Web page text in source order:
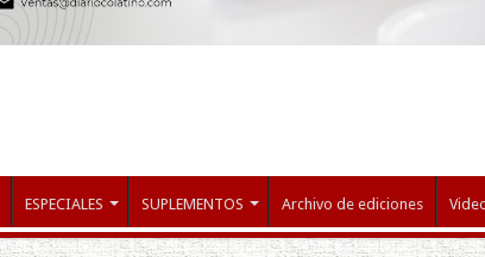
ESPECIALES SUPLEMENTOS Archivo de ediciones